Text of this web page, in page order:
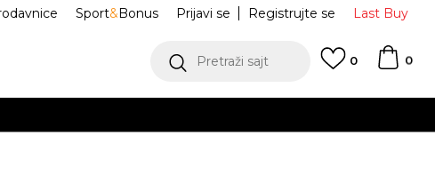
Last Buy
Prijavi se Registrujte se
Sport&Bonus
Pretraži sajt 0
0